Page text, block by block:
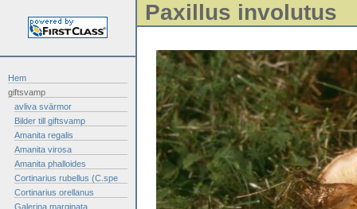
Hem
giftsvamp
avliva svärmor
Bilder till giftsvamp
Amanita regalis
Amanita virosa
Amanita phalloides
Cortinarius rubellus (C.spe
Cortinarius orellanus
Galerina marginata
Paxillus involutus